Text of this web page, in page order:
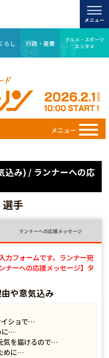
らし 行政・産業
グルメ・スポーツ
エンタメ
メニュー
込み) / ランナーへの応
手
ランナーへの応援メッセージ
力フォームです。ランナー宛
ナーへの応援メッセージ】タ
や意気込み
イショで…
に…
気を届けるので…
めに…